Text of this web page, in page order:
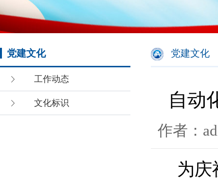
党建文化
工作动态
文化标识
党建文化
自动
作者：
为庆